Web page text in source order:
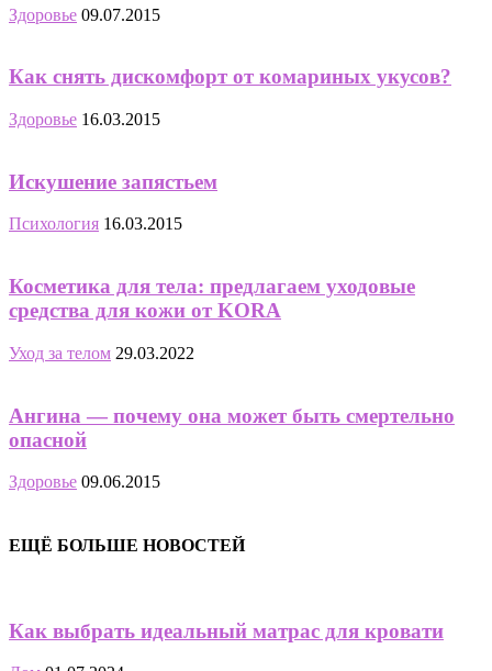
Здоровье 09.07.2015
Как снять дискомфорт от комариных укусов?
Здоровье 16.03.2015
Искушение запястьем
Психология 16.03.2015
Косметика для тела: предлагаем уходовые
средства для кожи от KORA
Уход за телом 29.03.2022
Ангина — почему она может быть смертельно
опасной
Здоровье 09.06.2015
ЕЩЁ БОЛЬШЕ НОВОСТЕЙ
Как выбрать идеальный матрас для кровати